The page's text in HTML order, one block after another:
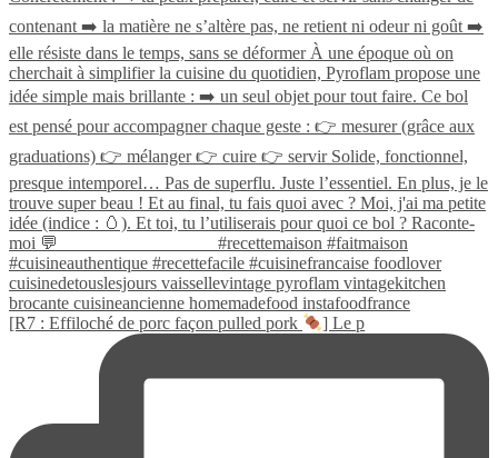
[R7 : Effiloché de porc façon pulled pork ] Le p